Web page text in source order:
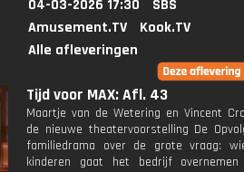
04-03-2026 17:30
SBS
Amusement.TV
Kook.TV
Alle afleveringen
Tijd voor MAX: Afl. 43
Maartje van de Wetering en Vincent
de nieuwe theatervoorstelling De
familiedrama over de grote vraag:
kinderen gaat het bedrijf